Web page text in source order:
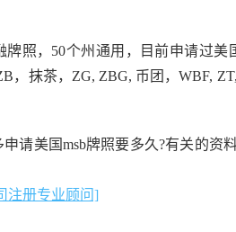
牌照，50个州通用，目前申请过美
，抹茶，ZG, ZBG, 币团，WBF,
申请美国msb牌照要多久?有关的资
注册专业顾问]